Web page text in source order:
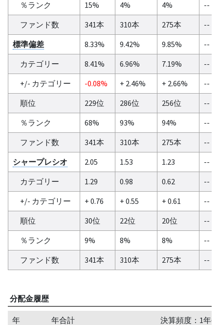
％ランク
15% 4% 4%
--
ファンド数
341本 310本 275本
--
標準偏差
8.33% 9.42% 9.85%
--
カテゴリー
8.41% 6.96% 7.19%
--
+/- カテゴリー
-0.08% + 2.46% + 2.66%
--
順位
229位 286位 256位
--
％ランク
68% 93% 94%
--
ファンド数
341本 310本 275本
--
シャープレシオ
2.05 1.53 1.23
--
カテゴリー
1.29 0.98 0.62
--
+/- カテゴリー
+ 0.76 + 0.55 + 0.61
--
順位
30位 22位 20位
--
％ランク
9% 8% 8%
--
ファンド数
341本 310本 275本 --
分配金履歴
年 年合計 決算頻度：1年